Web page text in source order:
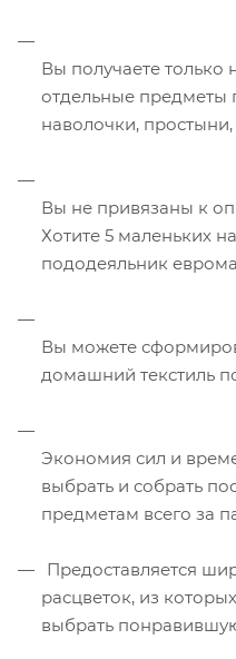
Вы получаете
отдельные предметы
наволочки,
Вы не привязаны к
Хотите 5 маленьких
пододеяльник
Вы можете
домашний текстиль
Экономия сил и
выбрать и собрать
предметам всего за
Предоставляется
расцветок, из
выбрать